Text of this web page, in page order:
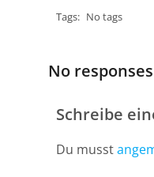
Tags: No tags
No
Schreibe
Du musst